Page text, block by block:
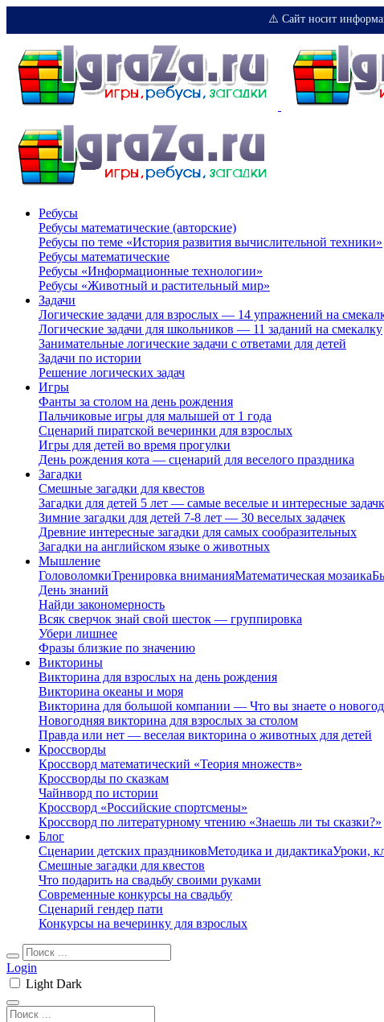
⚠️ Сайт носит
Ребусы
Ребусы математические (авторские)
Ребусы по теме «История развития вычислительной техники»
Ребусы математические
Ребусы «Информационные технологии»
Ребусы «Животный и растительный мир»
Задачи
Логические задачи для взрослых — 14 упражнений на
Логические задачи для школьников — 11 заданий на смекалку
Занимательные логические задачи с ответами для детей
Задачи по истории
Решение логических задач
Игры
Фанты за столом на день рождения
Пальчиковые игры для малышей от 1 года
Сценарий пиратской вечеринки для взрослых
Игры для детей во время прогулки
День рождения кота — сценарий для веселого праздника
Загадки
Смешные загадки для квестов
Загадки для детей 5 лет — самые веселые и интересные
Зимние загадки для детей 7-8 лет — 30 веселых задачек
Древние интересные загадки для самых сообразительных
Загадки на английском языке о животных
Мышление
ГоловоломкиТренировка вниманияМатематическая мозаика
День знаний
Найди закономерность
Всяк сверчок знай свой шесток — группировка
Убери лишнее
Фразы близкие по значению
Викторины
Викторина для взрослых на день рождения
Викторина океаны и моря
Викторина для большой компании — Что вы знаете о
Новогодняя викторина для взрослых за столом
Правда или нет — веселая викторина о животных для детей
Кроссворды
Кроссворд математический «Теория множеств»
Кроссворды по сказкам
Чайнворд по истории
Кроссворд «Российские спортсмены»
Кроссворд по литературному чтению «Знаешь ли ты сказки?»
Блог
Сценарии детских праздниковМетодика и дидактикаУроки,
Смешные загадки для квестов
Что подарить на свадьбу своими руками
Современные конкурсы на свадьбу
Сценарий гендер пати
Конкурсы на вечеринку для взрослых
Login
Light Dark